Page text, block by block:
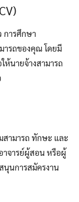
การศึกษา
ารถของคุณ โดยมี
ห้นายจ้างสามารถ
สามารถ ทักษะ และ
จารย์ผู้สอน หรือผู้
นุนการสมัครงาน